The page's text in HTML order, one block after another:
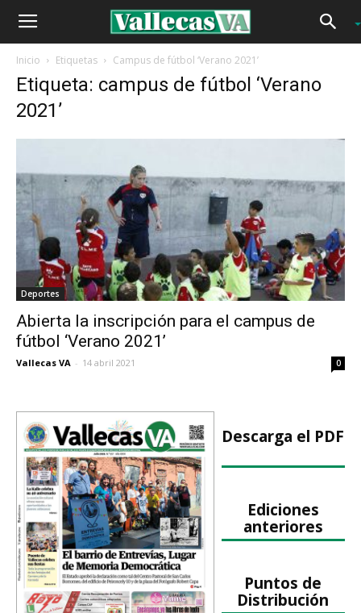
Inicio Etiquetas Campus de fútbol ‘Verano 2021’
Etiqueta: campus de fútbol ‘Verano
2021’
Deportes
Abierta la inscripción para el campus de
fútbol ‘Verano 2021’
Vallecas VA - 14 abril 2021 0
Descarga el PDF
Ediciones
anteriores
Puntos de
Distribución